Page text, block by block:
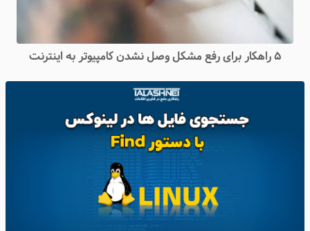
۵ راهکار برای رفع مشکل وصل نشدن کامپیوتر به اینترنت